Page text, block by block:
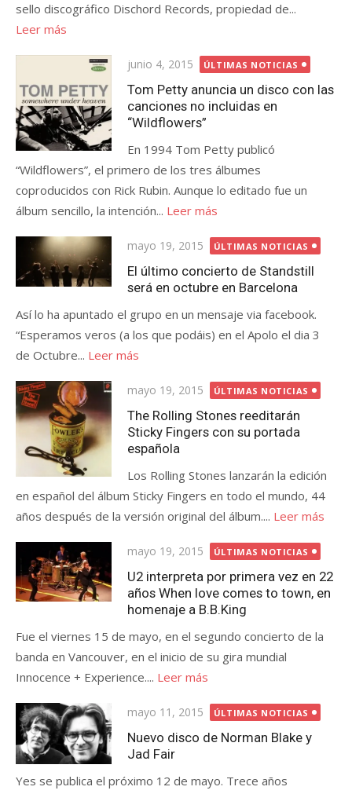
sello discográfico Dischord Records, propiedad de...
Leer más
Publicada
el
junio 4, 2015 ÚLTIMAS NOTICIAS
Tom Petty anuncia un disco con las
canciones no incluidas en
“Wildflowers”
En 1994 Tom Petty publicó
“Wildflowers”, el primero de los tres álbumes
coproducidos con Rick Rubin. Aunque lo editado fue un
álbum sencillo, la intención... Leer más
Publicada
el
mayo 19, 2015 ÚLTIMAS NOTICIAS
El último concierto de Standstill
será en octubre en Barcelona
Así lo ha apuntado el grupo en un mensaje via facebook.
“Esperamos veros (a los que podáis) en el Apolo el dia 3
de Octubre... Leer más
Publicada
el
mayo 19, 2015 ÚLTIMAS NOTICIAS
The Rolling Stones reeditarán
Sticky Fingers con su portada
española
Los Rolling Stones lanzarán la edición
en español del álbum Sticky Fingers en todo el mundo, 44 ​​
años después de la versión original del álbum.... Leer más
Publicada
el
mayo 19, 2015 ÚLTIMAS NOTICIAS
U2 interpreta por primera vez en 22
años When love comes to town, en
homenaje a B.B.King
Fue el viernes 15 de mayo, en el segundo concierto de la
banda en Vancouver, en el inicio de su gira mundial
Innocence + Experience.... Leer más
Publicada
el
mayo 11, 2015 ÚLTIMAS NOTICIAS
Nuevo disco de Norman Blake y
Jad Fair
Yes se publica el próximo 12 de mayo. Trece años